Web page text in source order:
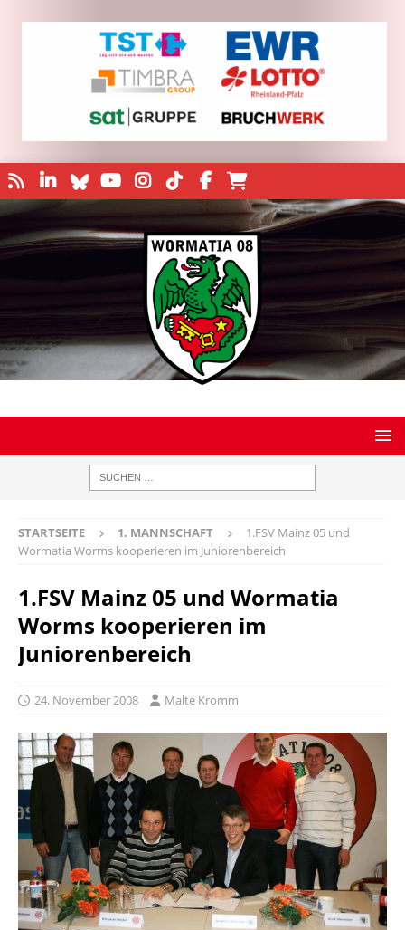
STARTSEITE 1. MANNSCHAFT
1.FSV Mainz 05 und
Wormatia Worms kooperieren im Juniorenbereich
1.FSV Mainz 05 und Wormatia
Worms kooperieren im
Juniorenbereich
24. November 2008 Malte Kromm